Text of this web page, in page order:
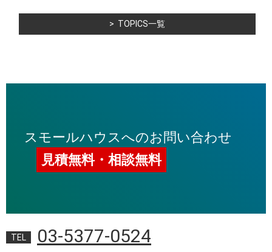
TOPICS一覧
スモールハウスへのお問い合わせ
見積無料・相談無料
TEL 03-5377-0524